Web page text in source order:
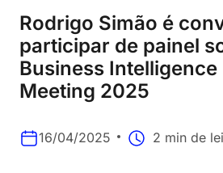
Rodrigo Simão é
participar de painel
Business
Meeting 2025
16/04/2025 2 min de